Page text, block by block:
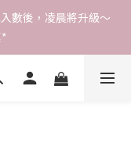
數後，凌晨將升級～